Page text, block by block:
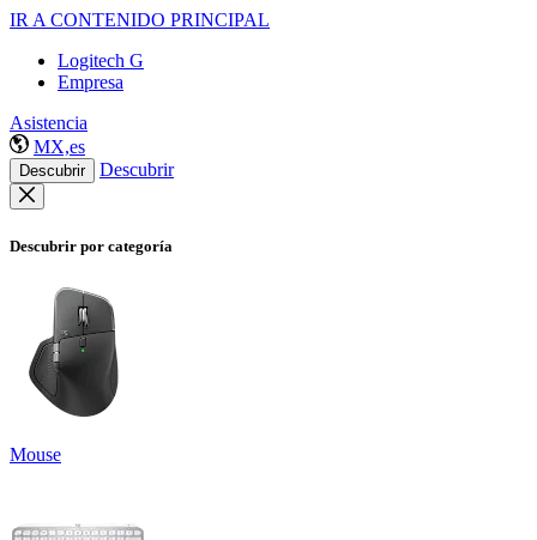
IR A CONTENIDO PRINCIPAL
Logitech G
Empresa
Asistencia
MX,es
Descubrir Descubrir
Descubrir por categoría
Mouse